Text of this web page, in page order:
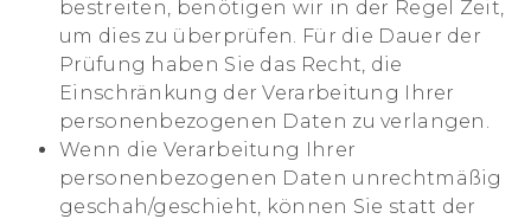
bestreiten, benötigen wir in der Regel Zeit,
um dies zu überprüfen. Für die Dauer der
Prüfung haben Sie das Recht, die
Einschränkung der Verarbeitung Ihrer
personenbezogenen Daten zu verlangen.
Wenn die Verarbeitung Ihrer
personenbezogenen Daten unrechtmäßig
geschah/geschieht, können Sie statt der